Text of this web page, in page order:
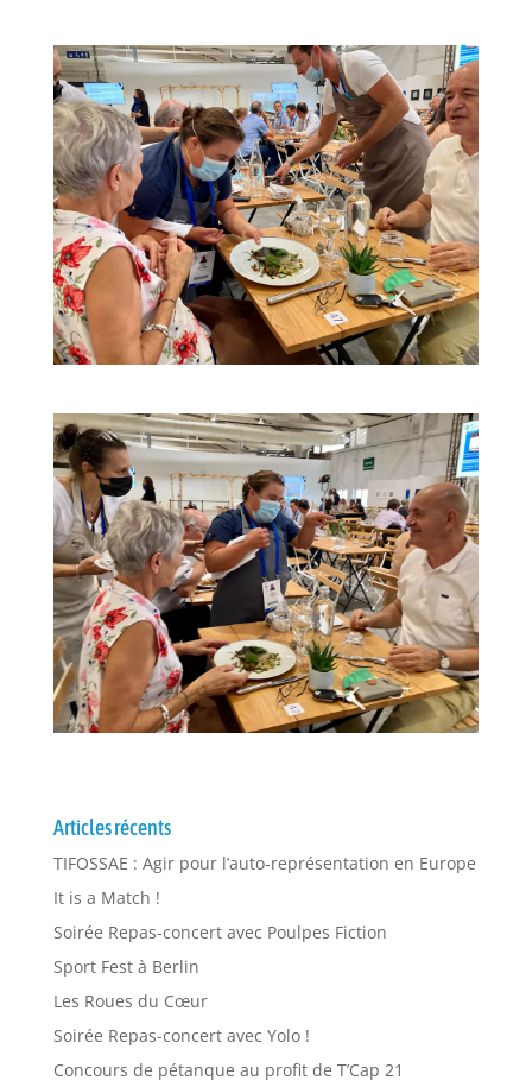
Articles récents
TIFOSSAE : Agir pour l’auto-représentation en Europe
It is a Match !
Soirée Repas-concert avec Poulpes Fiction
Sport Fest à Berlin
Les Roues du Cœur
Soirée Repas-concert avec Yolo !
Concours de pétanque au profit de T’Cap 21